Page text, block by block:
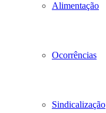
Alimentação
Ocorrências
Sindicalização